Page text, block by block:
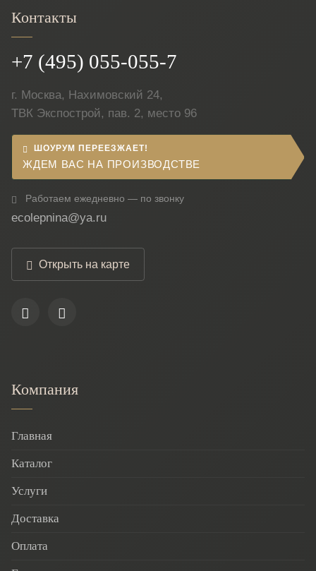
Контакты
+7 (495) 055-055-7
г. Москва, Нахимовский 24,
ТВК Экспострой, пав. 2, место 96
ШОУРУМ ПЕРЕЕЗЖАЕТ!
ЖДЕМ ВАС НА ПРОИЗВОДСТВЕ
Работаем ежедневно — по звонку
ecolepnina@ya.ru
Открыть на карте
Компания
Главная
Каталог
Услуги
Доставка
Оплата